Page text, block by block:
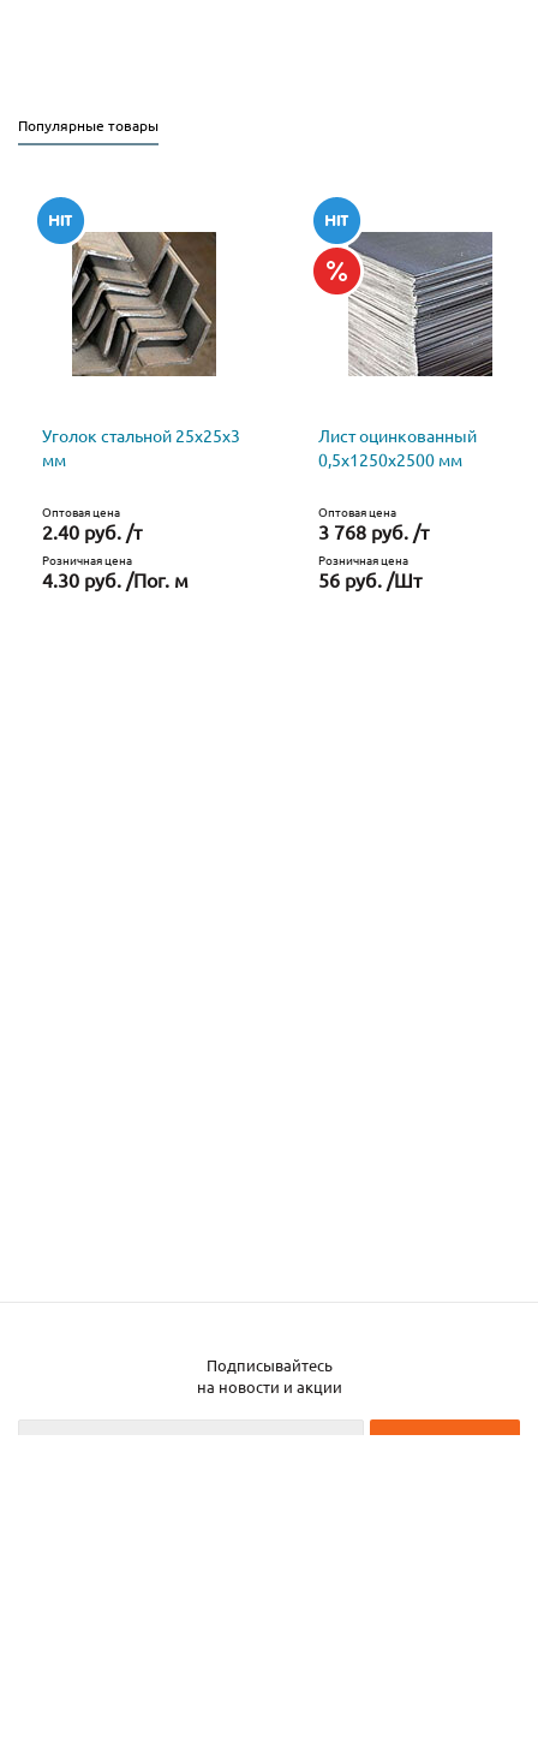
Популярные товары
Уголок стальной 25х25х3
мм
Оптовая цена
2.40 руб. /т
Розничная цена
4.30 руб. /Пог. м
Лист оцинкованный
0,5х1250х2500 мм
Оптовая цена
3 768 руб. /т
Розничная цена
56 руб. /Шт
Подписывайтесь
на новости и акции